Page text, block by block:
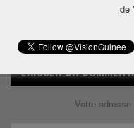
LAISSER UN
Votre
de